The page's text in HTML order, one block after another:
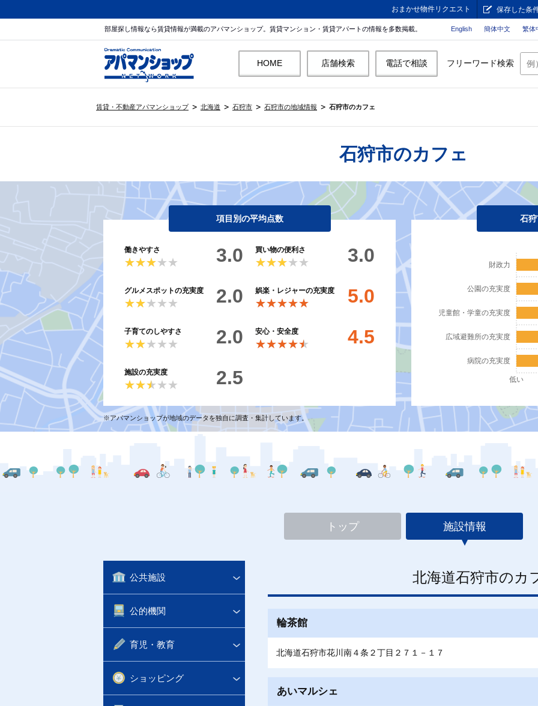
おまかせ物件リクエスト 保存した条
部屋探し情報なら賃貸情報が満載のアパマンショップ。賃貸マンション・賃貸アパートの情報を多数掲載。 English 簡体中文 繁体
HOME 店舗検索 電話で相談 フリーワード検索
賃貸・不動産アパマンショップ 北海道 石狩市 石狩市の地域情報 石狩市のカフェ
石狩市のカフェ
項目別の平均点数
働きやすさ
★★★★★
★★★★★ 3.0 買い物の便利さ
★★★★★
★★★★★ 3.0
グルメスポットの充実度
★★★★★
★★★★★ 2.0 娯楽・レジャーの充実度
★★★★★
★★★★★ 5.0
子育てのしやすさ
★★★★★
★★★★★ 2.0 安心・安全度
★★★★★
★★★★★ 4.5
施設の充実度
★★★★★
★★★★★ 2.5
石
病院の充実度
広域避難所の充実度
児童館・学童の充実度
公園の充実度
財政力
低い
※アパマンショップが地域のデータを独自に調査・集計しています。
トップ 施設情報
公共施設
公的機関
育児・教育
ショッピング
北海道石狩市のカ
輪茶館
北海道石狩市花川南４条２丁目２７１－１７
あいマルシェ